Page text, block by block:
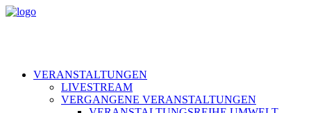
VERANSTALTUNGEN
LIVESTREAM
VERGANGENE VERANSTALTUNGEN